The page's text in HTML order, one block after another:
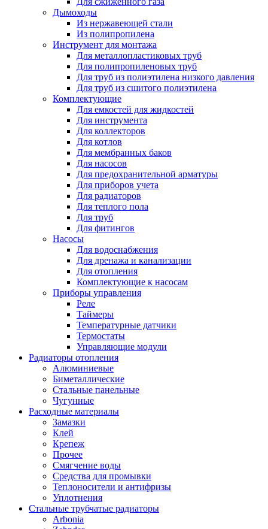
Дымоходы
Из нержавеющей стали
Из полипропилена
Инструмент для монтажа
Для металлопластиковых труб
Для полипропиленовых труб
Для труб из полиэтилена низкого давления
Для труб из сшитого полиэтилена
Комплектующие
Для емкостей для жидкостей
Для инструмента
Для коллекторов
Для котлов
Для мембранных баков
Для насосов
Для предохранительной арматуры
Для приборов учета
Для радиаторов
Для теплого пола
Для труб
Для фитингов
Насосы
Для водоснабжения
Для дренажа и канализации
Для отопления
Комплектующие к насосам
Приборы управления
Реле
Таймеры
Температурные датчики
Термостаты
Управляющие модули
Радиаторы отопления
Алюминиевые
Биметаллические
Стальные панельные
Чугунные
Расходные материалы
Замазки
Клей
Крепеж
Прочее
Смягчение воды
Средства для промывки
Теплоносители и антифризы
Уплотнения
Стальные трубчатые радиаторы
Arbonia